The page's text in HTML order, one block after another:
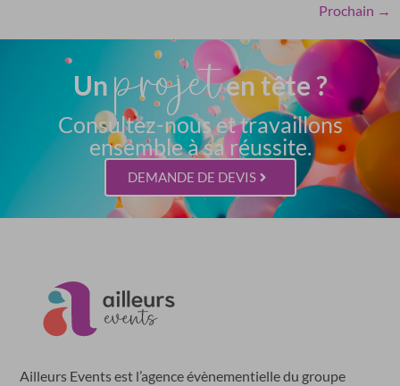
Prochain →
Un projeten tête ?
Consultez-nous et travaillons
ensemble à sa réussite.
DEMANDE DE DEVIS
Ailleurs Events est l’agence évènementielle du groupe